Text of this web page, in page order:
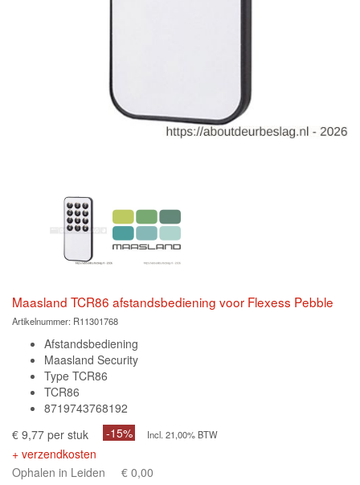
Maasland TCR86 afstandsbediening voor Flexess Pebble
Artikelnummer: R11301768
Afstandsbediening
Maasland Security
Type TCR86
TCR86
8719743768192
€ 9,77 per stuk
-15% Incl. 21,00% BTW
+ verzendkosten
Ophalen in Leiden
€ 0,00